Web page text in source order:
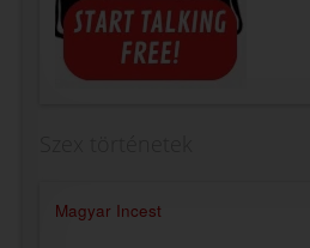
Magyar Incest